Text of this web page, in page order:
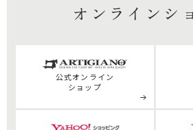
オンラインシ
公式オンライン
ショップ